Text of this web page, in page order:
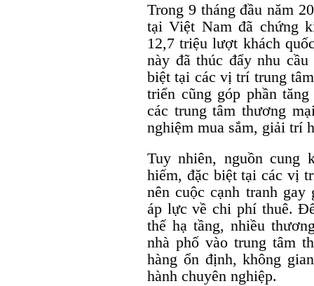
Trong 9 tháng đầu năm
tại Việt Nam đã chứng
12,7 triệu lượt khách
này đã thúc đẩy nhu
biệt tại các vị trí trung
triển cũng góp phần
các trung tâm thương
nghiệm mua sắm, giải trí
Tuy nhiên, nguồn cung
hiếm, đặc biệt tại các vị
nên cuộc cạnh tranh
áp lực về chi phí thuê.
thế hạ tầng, nhiều
nhà phố vào trung tâm
hàng ổn định, không
hành chuyên nghiệp.